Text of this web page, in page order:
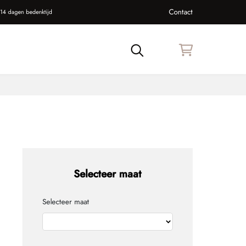
14 dagen bedenktijd Contact
Zoeken
Selecteer maat
Selecteer maat